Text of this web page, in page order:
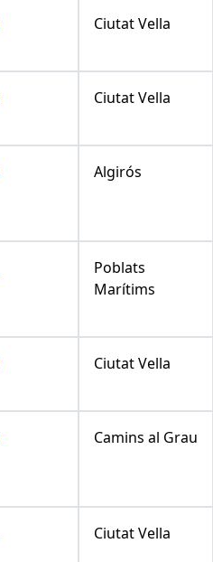
Ciutat Vella
Ciutat Vella
Algirós
Poblats
Marítims
Ciutat Vella
Camins al Grau
Ciutat Vella